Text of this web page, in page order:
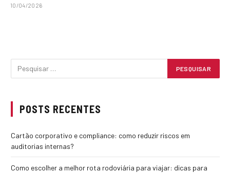
10/04/2026
POSTS RECENTES
Cartão corporativo e compliance: como reduzir riscos em
auditorias internas?
Como escolher a melhor rota rodoviária para viajar: dicas para